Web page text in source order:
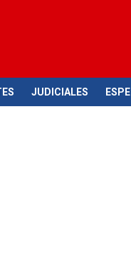
JUDICIALES